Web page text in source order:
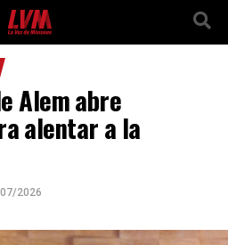
Alem abre
alentar a la
2026